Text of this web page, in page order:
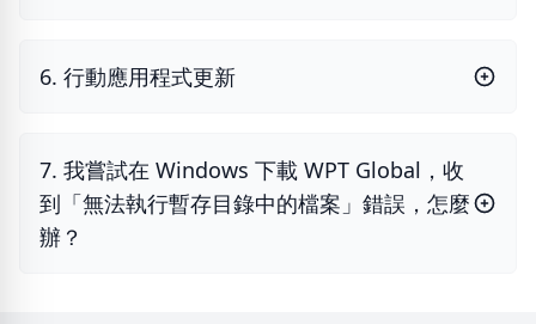
6. 行動應用程式更新
7. 我嘗試在 Windows 下載 WPT Global，收
到「無法執行暫存目錄中的檔案」錯誤，怎麼
辦？